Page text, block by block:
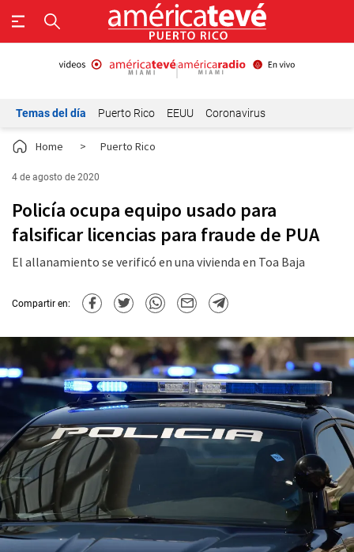
Temas del día Puerto Rico EEUU Coronavirus
Home > Puerto Rico
4 de agosto de 2020
Policía ocupa equipo usado para
falsificar licencias para fraude de PUA
El allanamiento se verificó en una vivienda en Toa Baja
Compartir en: